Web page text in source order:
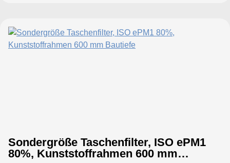
Sondergröße Taschenfilter, ISO ePM1
80%, Kunststoffrahmen 600 mm